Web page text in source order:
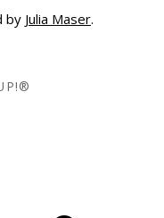
by Julia Maser.